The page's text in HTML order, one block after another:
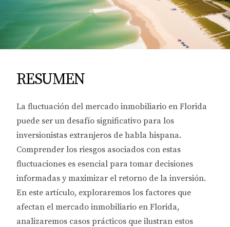
RESUMEN
La fluctuación del mercado inmobiliario en Florida
puede ser un desafío significativo para los
inversionistas extranjeros de habla hispana.
Comprender los riesgos asociados con estas
fluctuaciones es esencial para tomar decisiones
informadas y maximizar el retorno de la inversión.
En este artículo, exploraremos los factores que
afectan el mercado inmobiliario en Florida,
analizaremos casos prácticos que ilustran estos